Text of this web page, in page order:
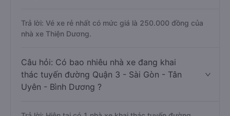
Trả lời: Vé xe rẻ nhất có mức giá là 250.000 đồng của
nhà xe Thiện Dương.
Câu hỏi: Có bao nhiêu nhà xe đang khai
thác tuyến đường Quận 3 - Sài Gòn - Tân
Uyên - Bình Dương ?